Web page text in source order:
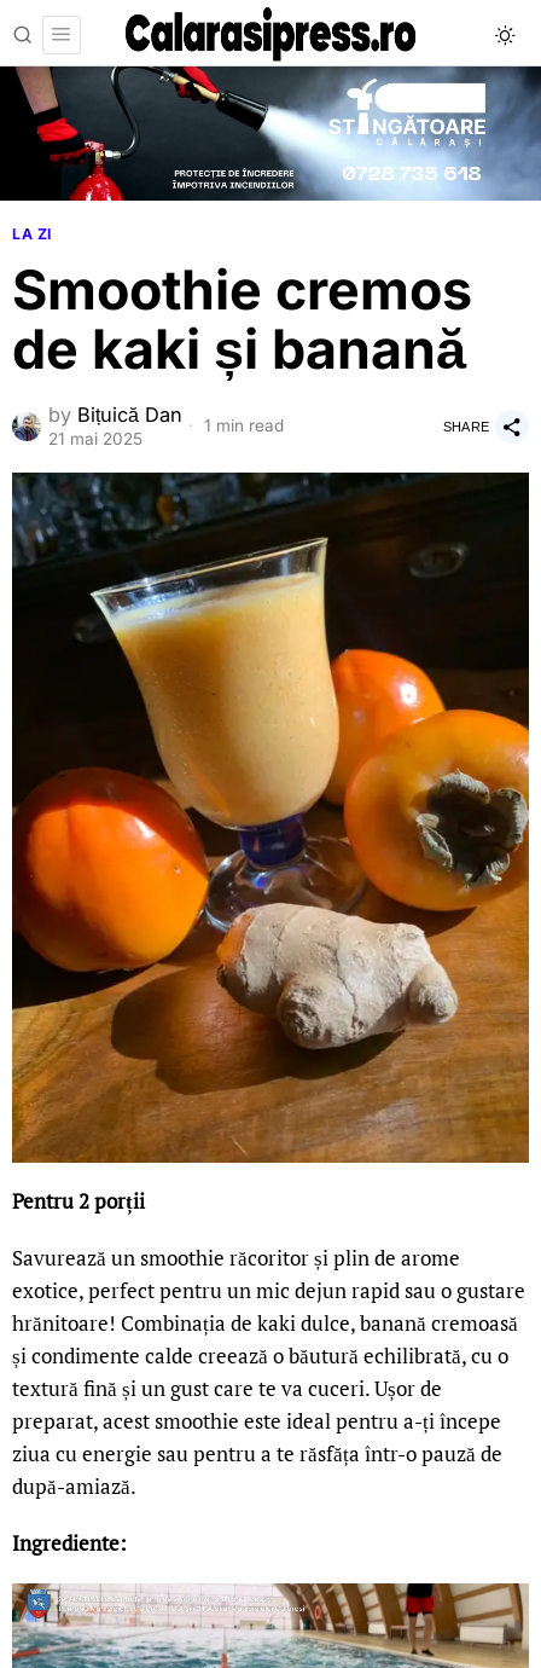
LA ZI
Smoothie cremos
de kaki și banană
by Bițuică Dan
21 mai 2025
1 min read SHARE
Pentru 2 porții
Savurează un smoothie răcoritor și plin de arome
exotice, perfect pentru un mic dejun rapid sau o gustare
hrănitoare! Combinația de kaki dulce, banană cremoasă
și condimente calde creează o băutură echilibrată, cu o
textură fină și un gust care te va cuceri. Ușor de
preparat, acest smoothie este ideal pentru a-ți începe
ziua cu energie sau pentru a te răsfăța într-o pauză de
după-amiază.
Ingrediente: